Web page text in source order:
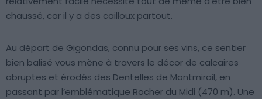
chaussé, car il y a des cailloux partout.
Au départ de Gigondas, connu pour ses vins, ce sentier
bien balisé vous mène à travers le décor de calcaires
abruptes et érodés des Dentelles de Montmirail, en
passant par l’emblématique Rocher du Midi (470 m). Une